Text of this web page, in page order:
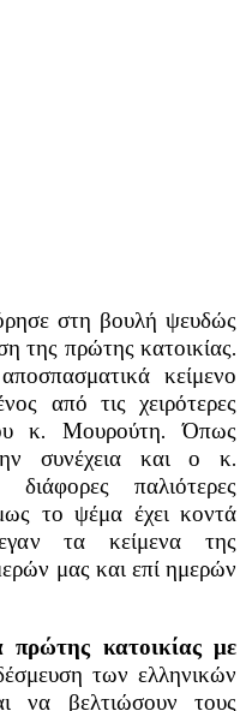
στη βουλή ψευδώς
της πρώτης κατοικίας.
κείμενο
από τις χειρότερες
κ. Μουρούτη. Όπως
συνέχεια και ο κ.
παλιότερες
το ψέμα έχει κοντά
τα κείμενα της
μας και επί ημερών
κατοικίας με
των ελληνικών
να βελτιώσουν τους